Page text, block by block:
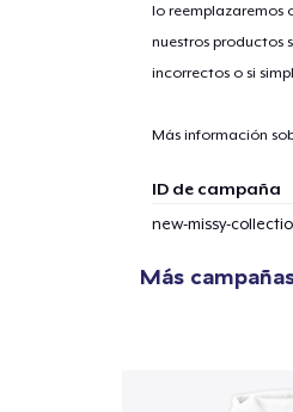
lo reemplazaremos
nuestros productos
incorrectos o si
Más información
ID de campaña
new-missy-
Más